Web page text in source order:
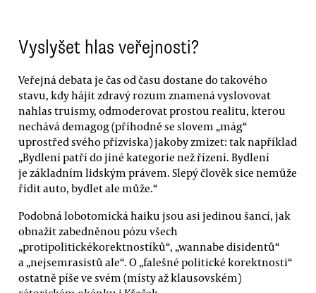
Vyslyšet hlas veřejnosti?
Veřejná debata je čas od času dostane do takového
stavu, kdy hájit zdravý rozum znamená vyslovovat
nahlas truismy, odmoderovat prostou realitu, kterou
nechává demagog (příhodně se slovem „mág“
uprostřed svého přízviska) jakoby zmizet: tak například
„Bydlení patří do jiné kategorie než řízení. Bydlení
je základním lidským právem. Slepý člověk sice nemůže
řídit auto, bydlet ale může.“
Podobná lobotomická haiku jsou asi jedinou šancí, jak
obnažit zabedněnou pózu všech
„protipolitickékorektnostíků“, „wannabe disidentů“
a „nejsemrasistů ale“. O „falešné politické korektnosti“
ostatně píše ve svém (místy až klausovském)